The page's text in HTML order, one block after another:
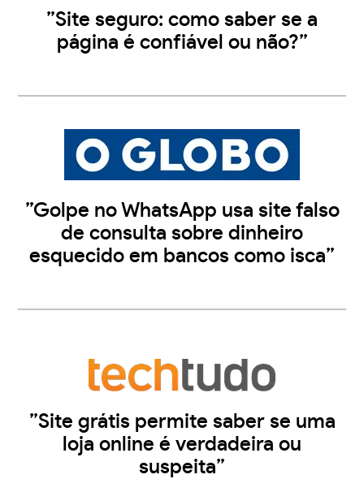
”Site seguro: como saber se a
página é confiável ou não?”
”Golpe no WhatsApp usa site falso
de consulta sobre dinheiro
esquecido em bancos como isca”
”Site grátis permite saber se uma
loja online é verdadeira ou
suspeita”